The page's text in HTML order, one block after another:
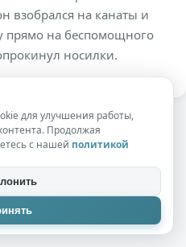
взобрался на канаты и
прямо на беспомощного
носилки.
для улучшения работы,
Продолжая
с нашей политикой